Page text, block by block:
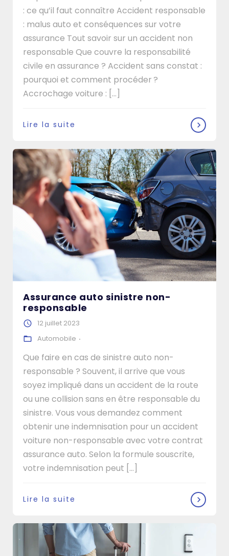
: ce qu’il faut connaître Accident responsable
: malus auto et conséquences sur votre
assurance Tout savoir sur un accident non
responsable Que couvre la responsabilité
civile en assurance ? Accident sans constat :
pourquoi et comment procéder ?
Accrochage voiture : […]
Lire la suite
Assurance auto sinistre non-
responsable
12 juillet 2023
Automobile
Que faire en cas de sinistre auto non-
responsable ? Souvent, il arrive que vous
soyez impliqué dans un accident de la route
ou une collision sans en être responsable du
sinistre. Vous vous demandez comment
obtenir une indemnisation pour un accident
voiture non-responsable avec votre contrat
assurance auto. Selon la formule souscrite,
votre indemnisation peut [...]
Lire la suite